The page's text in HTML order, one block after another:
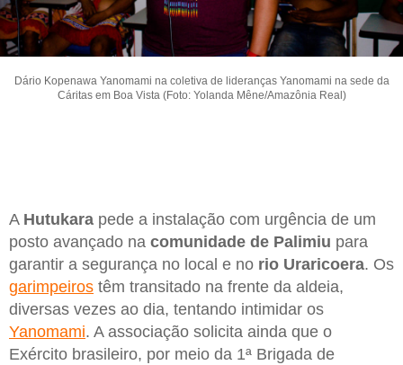
Dário Kopenawa Yanomami na coletiva de lideranças Yanomami na sede da
Cáritas em Boa Vista (Foto: Yolanda Mêne/Amazônia Real)
A Hutukara pede a instalação com urgência de um
posto avançado na comunidade de Palimiu para
garantir a segurança no local e no rio Uraricoera. Os
garimpeiros têm transitado na frente da aldeia,
diversas vezes ao dia, tentando intimidar os
Yanomami. A associação solicita ainda que o
Exército brasileiro, por meio da 1ª Brigada de